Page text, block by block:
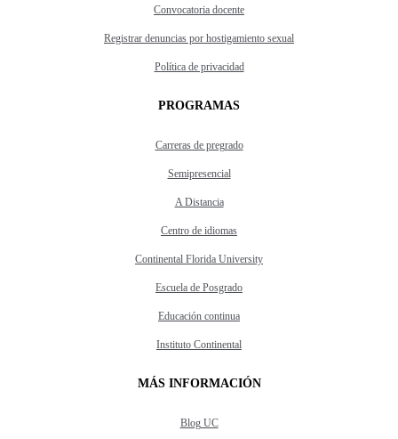
Convocatoria docente
Registrar denuncias por hostigamiento sexual
Política de privacidad
PROGRAMAS
Carreras de pregrado
Semipresencial
A Distancia
Centro de idiomas
Continental Florida University
Escuela de Posgrado
Educación continua
Instituto Continental
MÁS INFORMACIÓN
Blog UC